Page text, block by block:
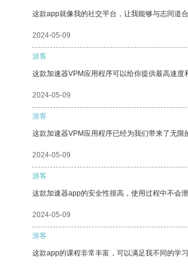
这款app就像我的社交平台，让我能够与志同道合
2024-05-09
游客
这款加速器VPM应用程序可以给你提供最高速度
2024-05-09
游客
这款加速器VPM应用程序已经为我们带来了无限
2024-05-09
游客
这款加速器app的安全性很高，使用过程中不会
2024-05-09
游客
这款app的课程非常丰富，可以满足我不同的学